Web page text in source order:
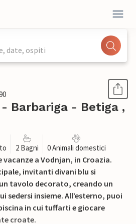
date, ospiti
- Barbariga - Betiga ,
2 Bagni 0 Animali domestici
a Vodnjan, in Croazia.
invitanti divani blu si
tavolo decorato, creando un
sedersi insieme. All’esterno, puoi
in cui tuffarti e giocare
croate.